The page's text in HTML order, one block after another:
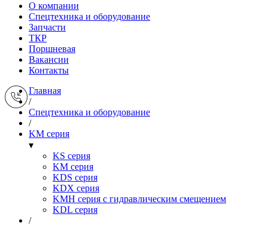
О компании
Спецтехника и оборудование
Запчасти
ТКР
Поршневая
Вакансии
Контакты
Главная
/
Спецтехника и оборудование
/
KM серия
▾
KS серия
KM серия
KDS серия
KDX серия
KMH серия с гидравлическим смещением
KDL серия
/